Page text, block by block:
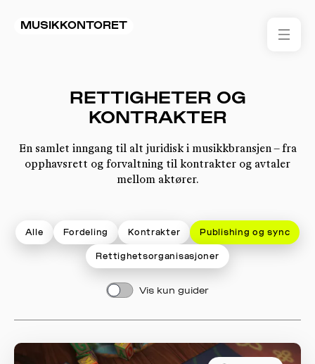
MUSIKKONTORET
OM
RETTIGHETER OG
KONTRAKTER
En samlet inngang til alt juridisk i musikkbransjen – fra
opphavsrett og forvaltning til kontrakter og avtaler
mellom aktører.
Fordeling Kontrakter Publishing og sync
Rettighetsorganisasjoner
Alle
Vis kun guider